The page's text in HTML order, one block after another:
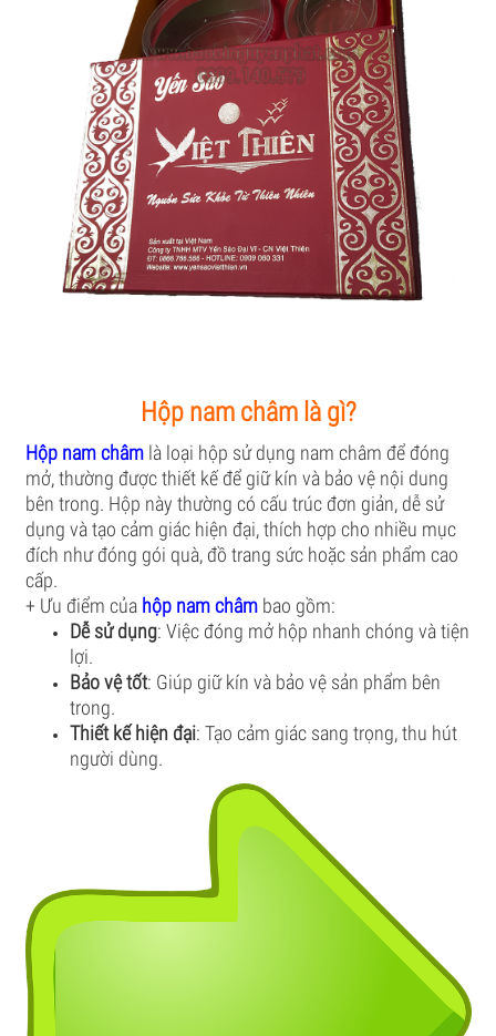
Hộp nam châm là gì?
Hộp nam châmlà loại hộp sử dụng nam châm để đóng
mở, thường được thiết kế để giữ kín và bảo vệ nội dung
bên trong. Hộp này thường có cấu trúc đơn giản, dễ sử
dụng và tạo cảm giác hiện đại, thích hợp cho nhiều mục
đích như đóng gói quà, đồ trang sức hoặc sản phẩm cao
cấp.
+ Ưu điểm của hộp nam châmbao gồm:
Dễ sử dụng: Việc đóng mở hộp nhanh chóng và tiện
lợi.
Bảo vệ tốt: Giúp giữ kín và bảo vệ sản phẩm bên
trong.
Thiết kế hiện đại: Tạo cảm giác sang trọng, thu hút
người dùng.